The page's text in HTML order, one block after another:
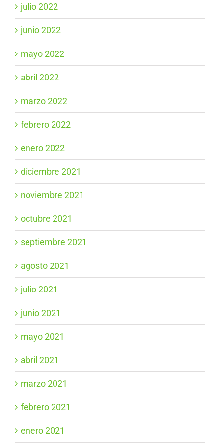
julio 2022
junio 2022
mayo 2022
abril 2022
marzo 2022
febrero 2022
enero 2022
diciembre 2021
noviembre 2021
octubre 2021
septiembre 2021
agosto 2021
julio 2021
junio 2021
mayo 2021
abril 2021
marzo 2021
febrero 2021
enero 2021